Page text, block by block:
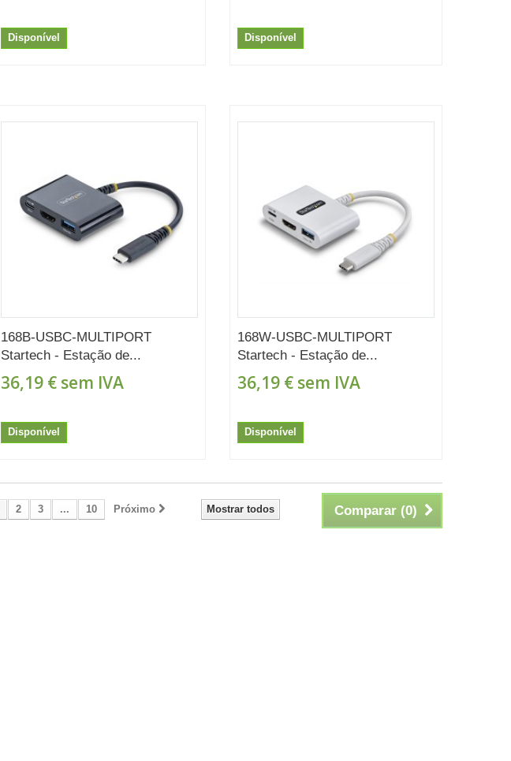
Disponível Disponível
168B-USBC-MULTIPORT
Startech - Estação de...
36,19 €sem IVA
Disponível
168W-USBC-MULTIPORT
Startech - Estação de...
36,19 €sem IVA
Disponível
Comparar (0)
Mostrar todos
2 3 ... 10 Próximo